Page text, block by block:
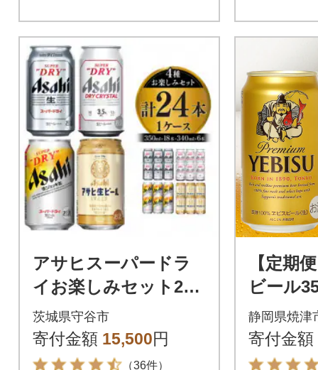
アサヒスーパードラ
イお楽しみセット24
本入り(4種×各6本)
茨城県守谷市
寄付金額 15,500円
（36件）
【定期
ビール
缶
静岡県焼津
寄付金額